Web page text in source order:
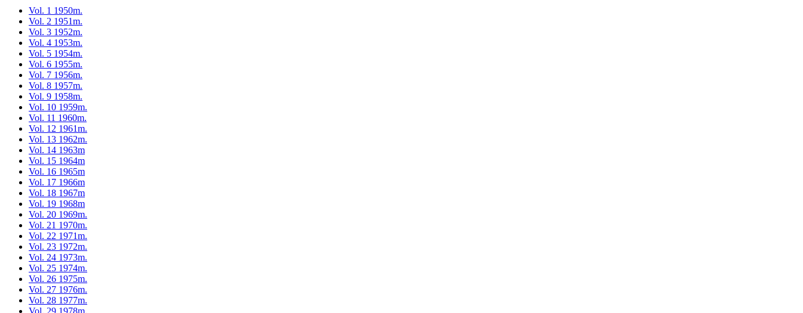
Vol. 1 1950m.
Vol. 2 1951m.
Vol. 3 1952m.
Vol. 4 1953m.
Vol. 5 1954m.
Vol. 6 1955m.
Vol. 7 1956m.
Vol. 8 1957m.
Vol. 9 1958m.
Vol. 10 1959m.
Vol. 11 1960m.
Vol. 12 1961m.
Vol. 13 1962m.
Vol. 14 1963m
Vol. 15 1964m
Vol. 16 1965m
Vol. 17 1966m
Vol. 18 1967m
Vol. 19 1968m
Vol. 20 1969m.
Vol. 21 1970m.
Vol. 22 1971m.
Vol. 23 1972m.
Vol. 24 1973m.
Vol. 25 1974m.
Vol. 26 1975m.
Vol. 27 1976m.
Vol. 28 1977m.